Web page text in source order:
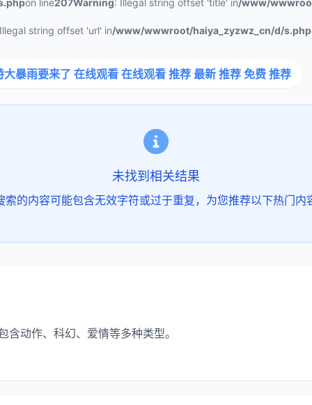
on line207Warning: Illegal string offset 'title' in/www/
string offset 'url' in/www/wwwroot/haiya_zyzwz_cn/d/s.php
暴雨要来了 在线观看 在线观看 推荐 最新 推荐 免费 推荐
未找到相关结果
索的内容可能包含无效字符或过于重复，为您推荐以下热门内
动作、科幻、爱情等多种类型。